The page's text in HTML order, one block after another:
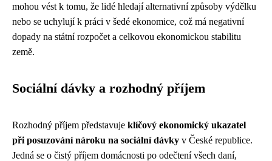
mohou vést k tomu, že lidé hledají alternativní způsoby výdělku
nebo se uchylují k práci v šedé ekonomice, což má negativní
dopady na státní rozpočet a celkovou ekonomickou stabilitu
země.
Sociální dávky a rozhodný příjem
Rozhodný příjem představuje klíčový ekonomický ukazatel
při posuzování nároku na sociální dávky v České republice.
Jedná se o čistý příjem domácnosti po odečtení všech daní,